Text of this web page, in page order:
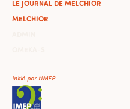
LE JOURNAL DE MELCHIOR
MELCHIOR
Initié par l'IMEP